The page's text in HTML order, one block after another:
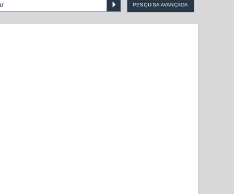
PESQUISA AVANÇADA